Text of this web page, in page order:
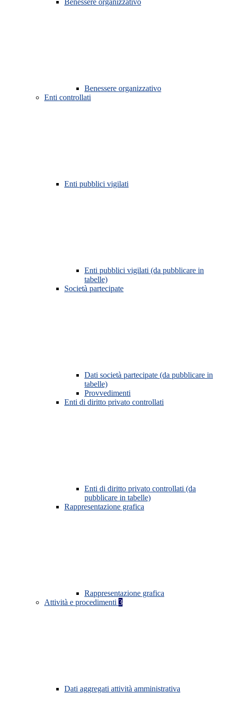
Benessere organizzativo
Benessere organizzativo
Enti controllati
Enti pubblici vigilati
Enti pubblici vigilati (da pubblicare in
tabelle)
Società partecipate
Dati società partecipate (da pubblicare in
tabelle)
Provvedimenti
Enti di diritto privato controllati
Enti di diritto privato controllati (da
pubblicare in tabelle)
Rappresentazione grafica
Rappresentazione grafica
Attività e procedimenti 3
Dati aggregati attività amministrativa